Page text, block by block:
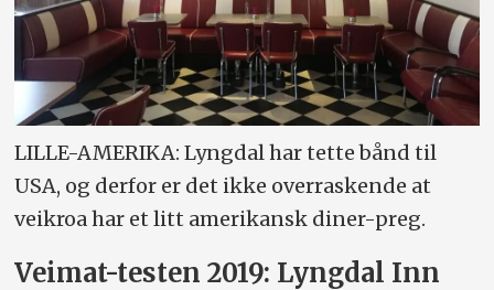
LILLE-AMERIKA: Lyngdal har tette bånd til
USA, og derfor er det ikke overraskende at
veikroa har et litt amerikansk diner-preg.
Veimat-testen 2019: Lyngdal Inn